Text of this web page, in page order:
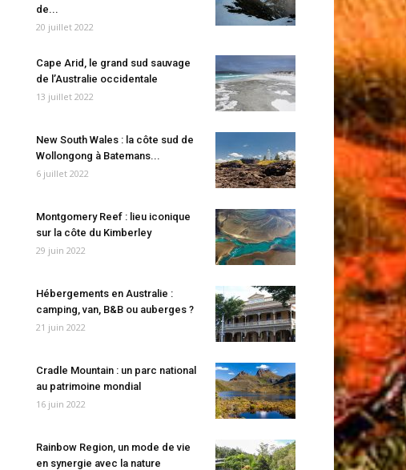
de...
20 juillet 2022
Cape Arid, le grand sud sauvage
de l’Australie occidentale
13 juillet 2022
New South Wales : la côte sud de
Wollongong à Batemans...
6 juillet 2022
Montgomery Reef : lieu iconique
sur la côte du Kimberley
29 juin 2022
Hébergements en Australie :
camping, van, B&B ou auberges ?
21 juin 2022
Cradle Mountain : un parc national
au patrimoine mondial
16 juin 2022
Rainbow Region, un mode de vie
en synergie avec la nature